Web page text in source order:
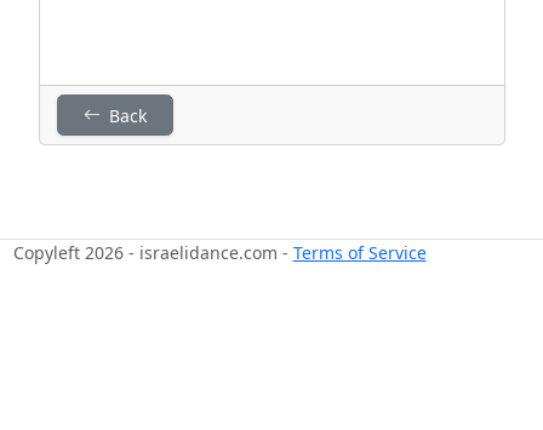
Back
Copyleft 2026 - israelidance.com - Terms of Service